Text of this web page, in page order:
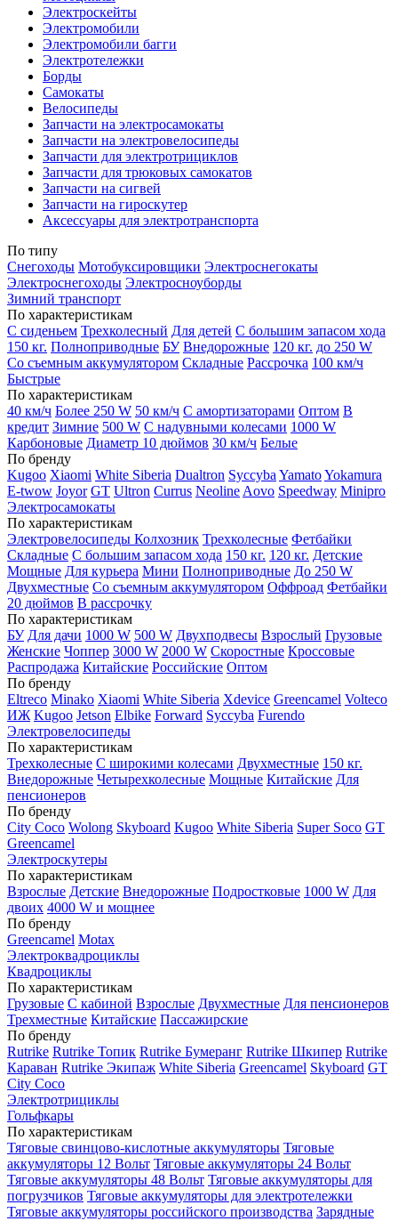
Электроскейты
Электромобили
Электромобили багги
Электротележки
Борды
Самокаты
Велосипеды
Запчасти на электросамокаты
Запчасти на электровелосипеды
Запчасти для электротрициклов
Запчасти для трюковых самокатов
Запчасти на сигвей
Запчасти на гироскутер
Аксессуары для электротранспорта
По типу
Снегоходы Мотобуксировщики Электроснегокаты
Электроснегоходы Электросноуборды
Зимний транспорт
По характеристикам
С сиденьем Трехколесный Для детей С большим запасом хода
150 кг. Полноприводные БУ Внедорожные 120 кг. до 250 W
Со съемным аккумулятором Складные Рассрочка 100 км/ч
Быстрые
По характеристикам
40 км/ч Более 250 W 50 км/ч С амортизаторами Оптом В
кредит Зимние 500 W С надувными колесами 1000 W
Карбоновые Диаметр 10 дюймов 30 км/ч Белые
По бренду
Kugoo Xiaomi White Siberia Dualtron Syccyba YamatoYokamura
E-twow Joyor GT Ultron Currus Neoline Aovo Speedway Minipro
Электросамокаты
По характеристикам
Электровелосипеды Колхозник Трехколесные Фетбайки
Складные С большим запасом хода 150 кг. 120 кг. Детские
Мощные Для курьера Мини Полноприводные До 250 W
Двухместные Со съемным аккумулятором Оффроад Фетбайки
20 дюймов В рассрочку
По характеристикам
БУ Для дачи 1000 W 500 W Двухподвесы Взрослый Грузовые
Женские Чоппер 3000 W 2000 W Скоростные Кроссовые
Распродажа Китайские Российские Оптом
По бренду
Eltreco Minako Xiaomi White Siberia Xdevice Greencamel Volteco
ИЖ Kugoo Jetson Elbike Forward Syccyba Furendo
Электровелосипеды
По характеристикам
Трехколесные С широкими колесами Двухместные 150 кг.
Внедорожные Четырехколесные Мощные Китайские Для
пенсионеров
По бренду
City Coco Wolong Skyboard Kugoo White Siberia Super Soco GT
Greencamel
Электроскутеры
По характеристикам
Взрослые Детские Внедорожные Подростковые 1000 W Для
двоих 4000 W и мощнее
По бренду
Greencamel Motax
Электроквадроциклы
Квадроциклы
По характеристикам
Грузовые С кабиной Взрослые Двухместные Для пенсионеров
Трехместные Китайские Пассажирские
По бренду
Rutrike Rutrike Топик Rutrike Бумеранг Rutrike Шкипер Rutrike
Караван Rutrike Экипаж White Siberia Greencamel Skyboard GT
City Coco
Электротрициклы
Гольфкары
По характеристикам
Тяговые свинцово-кислотные аккумуляторы Тяговые
аккумуляторы 12 Вольт Тяговые аккумуляторы 24 Вольт
Тяговые аккумуляторы 48 Вольт Тяговые аккумуляторы для
погрузчиков Тяговые аккумуляторы для электротележки
Тяговые аккумуляторы российского производства Зарядные